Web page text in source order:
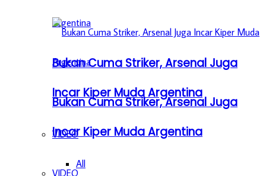
Bukan Cuma Striker, Arsenal Juga
Incar Kiper Muda Argentina
VIDEO
All
Bukan Cuma Striker, Arsenal Juga
Incar Kiper Muda Argentina
VIDEO